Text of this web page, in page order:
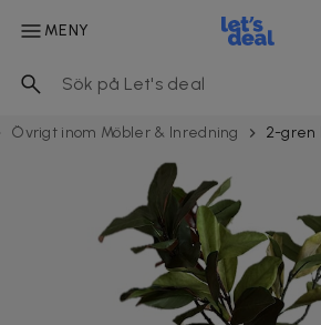
MENY
Övrigt inom Möbler & Inredning